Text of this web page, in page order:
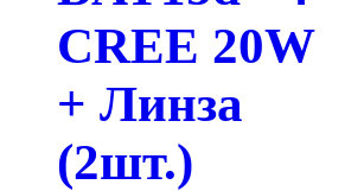
CREE 20W
+ Линза
(2шт.)